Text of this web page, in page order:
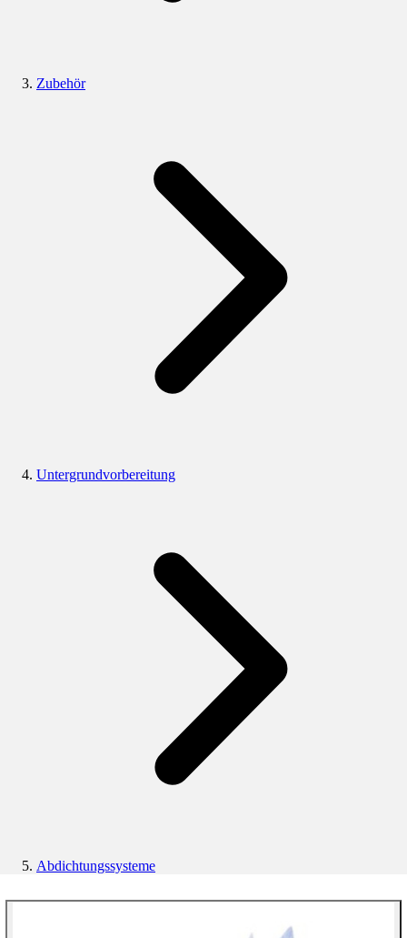
Zubehör
Untergrundvorbereitung
Abdichtungssysteme